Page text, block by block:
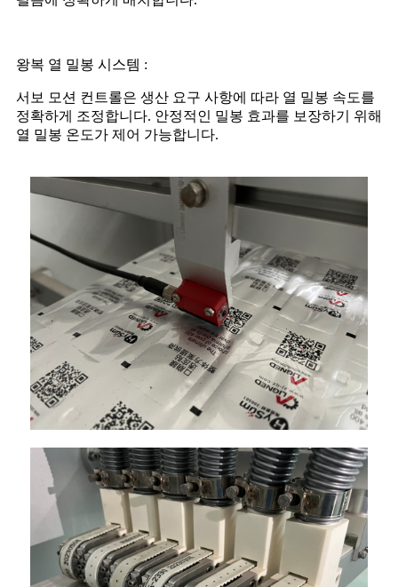
왕복 열 밀봉 시스템 :
서보 모션 컨트롤은 생산 요구 사항에 따라 열 밀봉 속도를
정확하게 조정합니다. 안정적인 밀봉 효과를 보장하기 위해
열 밀봉 온도가 제어 가능합니다.